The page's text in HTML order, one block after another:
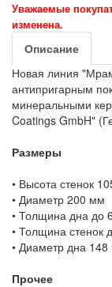
Уважаемые
изменена.
Описание
Новая линия
антипригарным
минеральными
Coatings GmbH"
Размеры
• Высота стенок
• Диаметр 200 мм
• Толщина дна до
• Толщина стенок
• Диаметр дна
Прочее